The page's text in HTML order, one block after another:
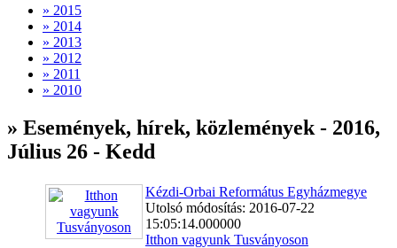
» 2015
» 2014
» 2013
» 2012
» 2011
» 2010
» Események, hírek, közlemények - 2016,
Július 26 - Kedd
Kézdi-Orbai Református Egyházmegye
Utolsó módosítás: 2016-07-22
15:05:14.000000
Itthon vagyunk Tusványoson